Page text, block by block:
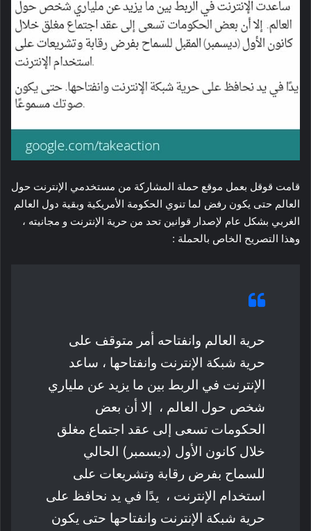
قامت قوقل بعمل موقع حملة المشاركة من مستخدمي الإنترنت حول
العالم حتى يكون رفض لما تنوي الحكومة الأمريكية وبقية دول العالم
الغربي بشكل عام لإصدار قوانين تحد من حرية الإنترنت و مجانيته ،
وهذا التصريح الخاص بالحملة :
حرية العالم وانفتاحه أمر متوقف على
حرية شبكة الإنترنت وانفتاحها ، ساعد
الإنترنت في الربط بين ما يزيد عن ملياري
شخص حول العالم ، إلا أن بعض
الحكومات تسعى إلى عقد اجتماع مغلق
خلال كانون الأول (ديسمبر) الحالي
للسماح بفرض رقابة وتشريعات على
استخدام الإنترنت ، يدًا في يد نحافظ على
حرية شبكة الإنترنت وانفتاحها حتى يكون